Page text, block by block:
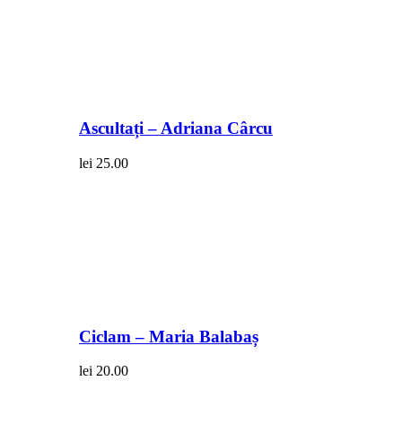
Ascultați – Adriana Cârcu
lei 25.00
Ciclam – Maria Balabaș
lei 20.00